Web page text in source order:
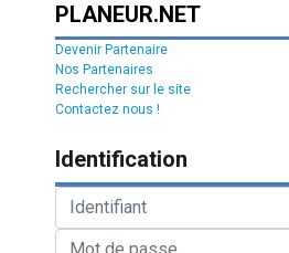
PLANEUR.NET
Devenir Partenaire
Nos Partenaires
Rechercher sur le site
Contactez nous !
Identification
Identifiant
Mot de passe